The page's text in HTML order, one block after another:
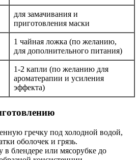
для замачивания и
приготовления маски
1 чайная ложка (по желанию,
для дополнительного питания)
1-2 капли (по желанию для
ароматерапии и усиления
эффекта)
гречку под холодной водой,
оболочек и грязь.
в блендере или мясорубке до